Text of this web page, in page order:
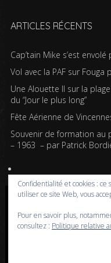
ARTICLES RÉCENTS
Cap’tain Mike s’est
Vol avec la PAF sur Fouga
Une Alouette II sur la
du “Jour le plus long”
Fête Aérienne de
Souvenir de formation au
– 1963 – par Patrick
Confidentialité et cookies : ce
utiliser ce site Web, vous
Pour en savoir plus,
consultez : Politique relative